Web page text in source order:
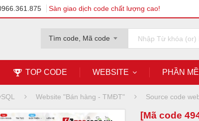
Sàn giao dịch code chất lượng cao!
Tìm code, Mã code
TOP CODE WEBSITE PHẦN
Website "Bán hàng - TMĐT" Source code
[Mã code